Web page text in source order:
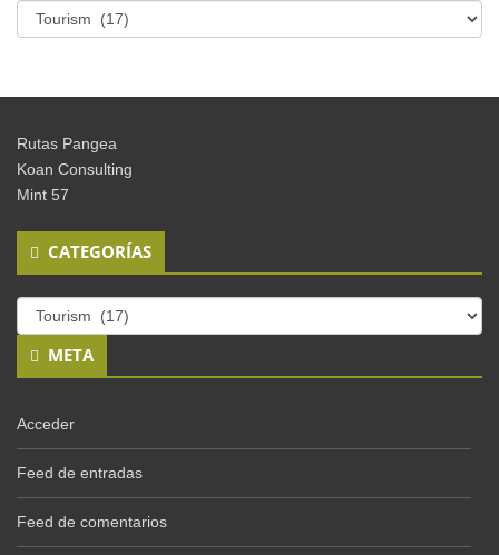
Categorías
Rutas Pangea
Koan Consulting
Mint 57
CATEGORÍAS
Categorías
META
Acceder
Feed de entradas
Feed de comentarios